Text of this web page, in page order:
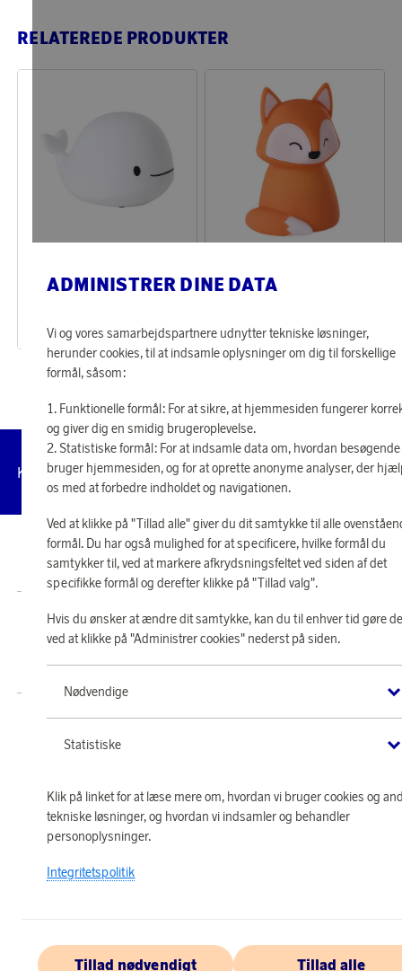
RELATEREDE PRODUKTER
Optjen 105 point
105 kr
Optjen 105 point
eller 105 kr
ADMINISTRER DINE DATA
Vi og vores samarbejdspartnere udnytter tekniske løsninger,
herunder cookies, til at indsamle oplysninger om dig til forskellige
formål, såsom:
Funktionelle formål: For at sikre, at hjemmesiden fungerer
og giver dig en smidig brugeroplevelse.
Statistiske formål: For at indsamle data om, hvordan besøgende
bruger hjemmesiden, og for at oprette anonyme analyser, der
os med at forbedre indholdet og navigationen.
Ved at klikke på "Tillad alle" giver du dit samtykke til alle
formål. Du har også mulighed for at specificere, hvilke formål du
samtykker til, ved at markere afkrydsningsfeltet ved siden af det
specifikke formål og derefter klikke på "Tillad valg".
Hvis du ønsker at ændre dit samtykke, kan du til enhver tid gøre
ved at klikke på "Administrer cookies" nederst på siden.
Nødvendige
Statistiske
Klik på linket for at læse mere om, hvordan vi bruger cookies og
tekniske løsninger, og hvordan vi indsamler og behandler
personoplysninger.
Integritetspolitik
Tillad nødvendigt Tillad alle
Kundeservice Vilkår Privatlivspolitik
Administrer
© 2026 Scandinavian Airlines System-Denmark-Norway-Sweden, org.nr
902001-7720, 195 87 Stockholm
Butik SAS EuroBonus drives af Crossroads Loyalty Solutions ApS (Park Allé
295, 2., 2605 Brøndby).
forbeholdes.